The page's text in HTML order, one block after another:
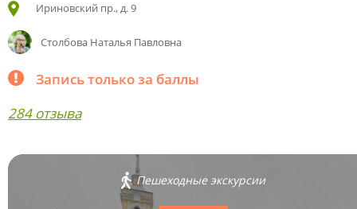
Ириновский пр., д. 9
Столбова Наталья Павловна
Запись только за баллы
284 отзыва
Пешеходные экскурсии